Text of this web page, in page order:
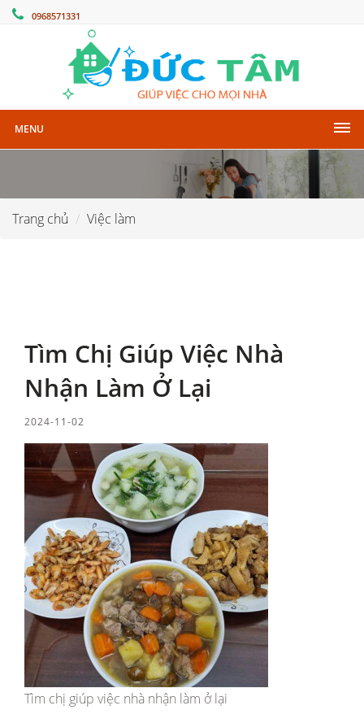
0968571331
MENU
Trang chủ Việc làm
Tìm Chị Giúp Việc Nhà
Nhận Làm Ở Lại
2024-11-02
Tìm chị giúp việc nhà nhận làm ở lại